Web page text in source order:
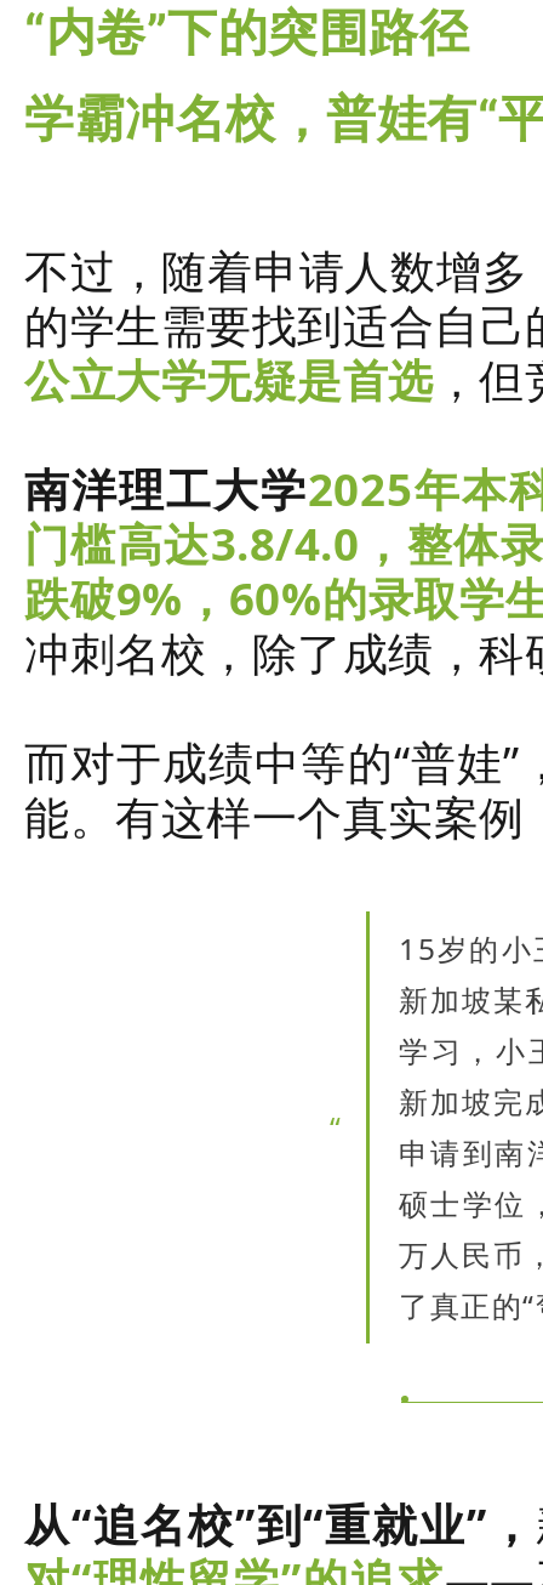
“内卷”下的突围路径
学霸冲名校，普娃有“
不过，随着申请人数增
的学生需要找到适合自己
公立大学无疑是首选，但
南洋理工大学2025年本
门槛高达3.8/4.0，整体
跌破9%，60%的录取学
冲刺名校，除了成绩，
而对于成绩中等的“普娃
能。有这样一个真实案例
“
15岁的小
新加坡某
学习，小
新加坡完
申请到南
硕士学位
万人民币
了真正的
从“追名校”到“重就业”，